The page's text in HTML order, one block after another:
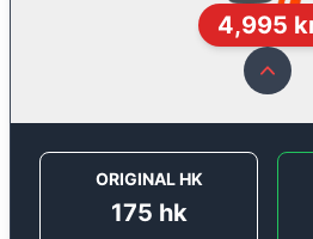
4,995
ORIGINAL HK
175 hk